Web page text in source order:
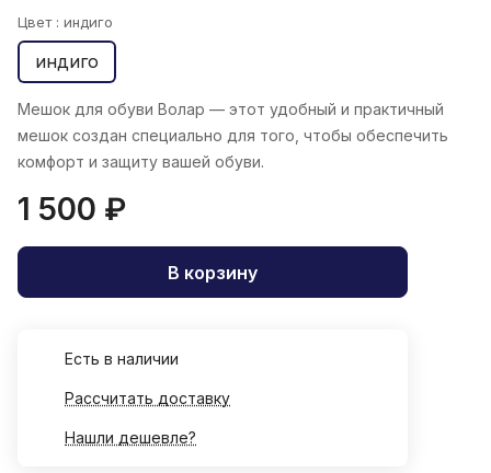
Цвет : индиго
индиго
Мешок для обуви Волар — этот удобный и практичный
мешок создан специально для того, чтобы обеспечить
комфорт и защиту вашей обуви.
1 500 ₽
В корзину
Есть в наличии
Рассчитать доставку
Нашли дешевле?